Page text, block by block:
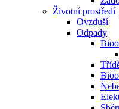
Životní prostředí
Ovzduší
Odpady